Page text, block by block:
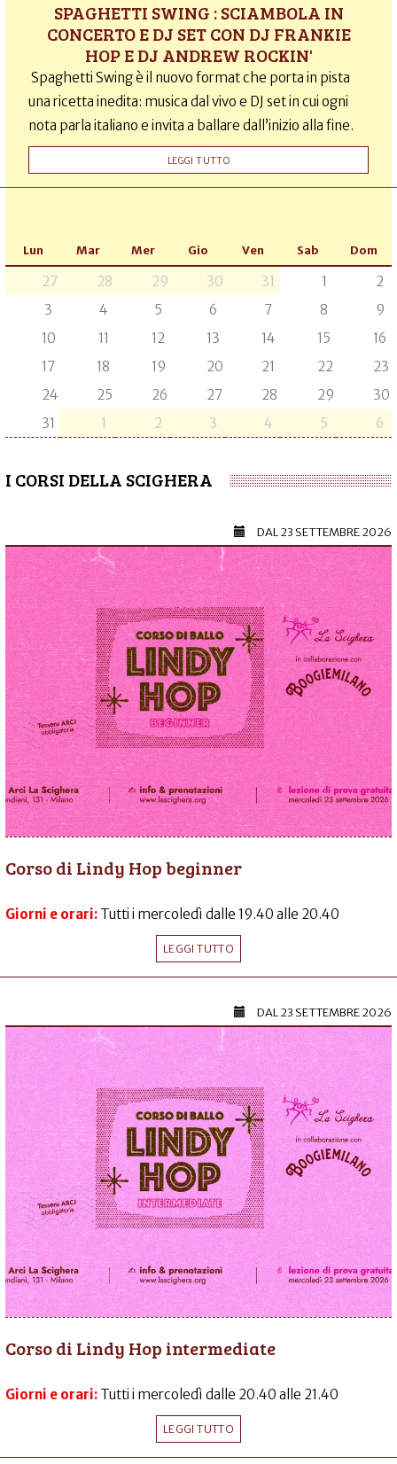
SPAGHETTI SWING : SCIAMBOLA IN
CONCERTO E DJ SET CON DJ FRANKIE
HOP E DJ ANDREW ROCKIN'
Spaghetti Swing è il nuovo format che porta in pista
una ricetta inedita: musica dal vivo e DJ set in cui ogni
nota parla italiano e invita a ballare dall’inizio alla fine.
LEGGI TUTTO
Lun Mar Mer Gio Ven Sab Dom
27 28 29 30 31 1
2
3
4 5 6 7 8
9
10
11 12 13 14 15
16
17
18 19 20 21 22
23
24
25 26 27 28 29
30
31
1 2 3 4 5 6
I CORSI DELLA SCIGHERA
DAL23 SETTEMBRE 2026
Corso di Lindy Hop beginner
Giorni e orari: Tutti i mercoledì dalle 19.40 alle 20.40
LEGGI TUTTO
DAL23 SETTEMBRE 2026
Corso di Lindy Hop intermediate
Giorni e orari: Tutti i mercoledì dalle 20.40 alle 21.40
LEGGI TUTTO